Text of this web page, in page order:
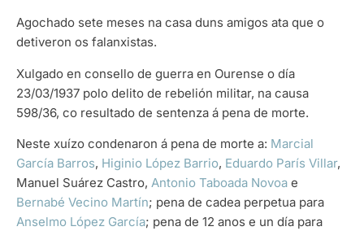
Agochado sete meses na casa duns amigos ata que o
detiveron os falanxistas.
Xulgado en consello de guerra en Ourense o día
23/03/1937 polo delito de rebelión militar, na causa
598/36, co resultado de sentenza á pena de morte.
Neste xuízo condenaron á pena de morte a: Marcial
García Barros, Higinio López Barrio, Eduardo París Villar,
Manuel Suárez Castro, Antonio Taboada Novoa e
Bernabé Vecino Martín; pena de cadea perpetua para
Anselmo López García; pena de 12 anos e un día para